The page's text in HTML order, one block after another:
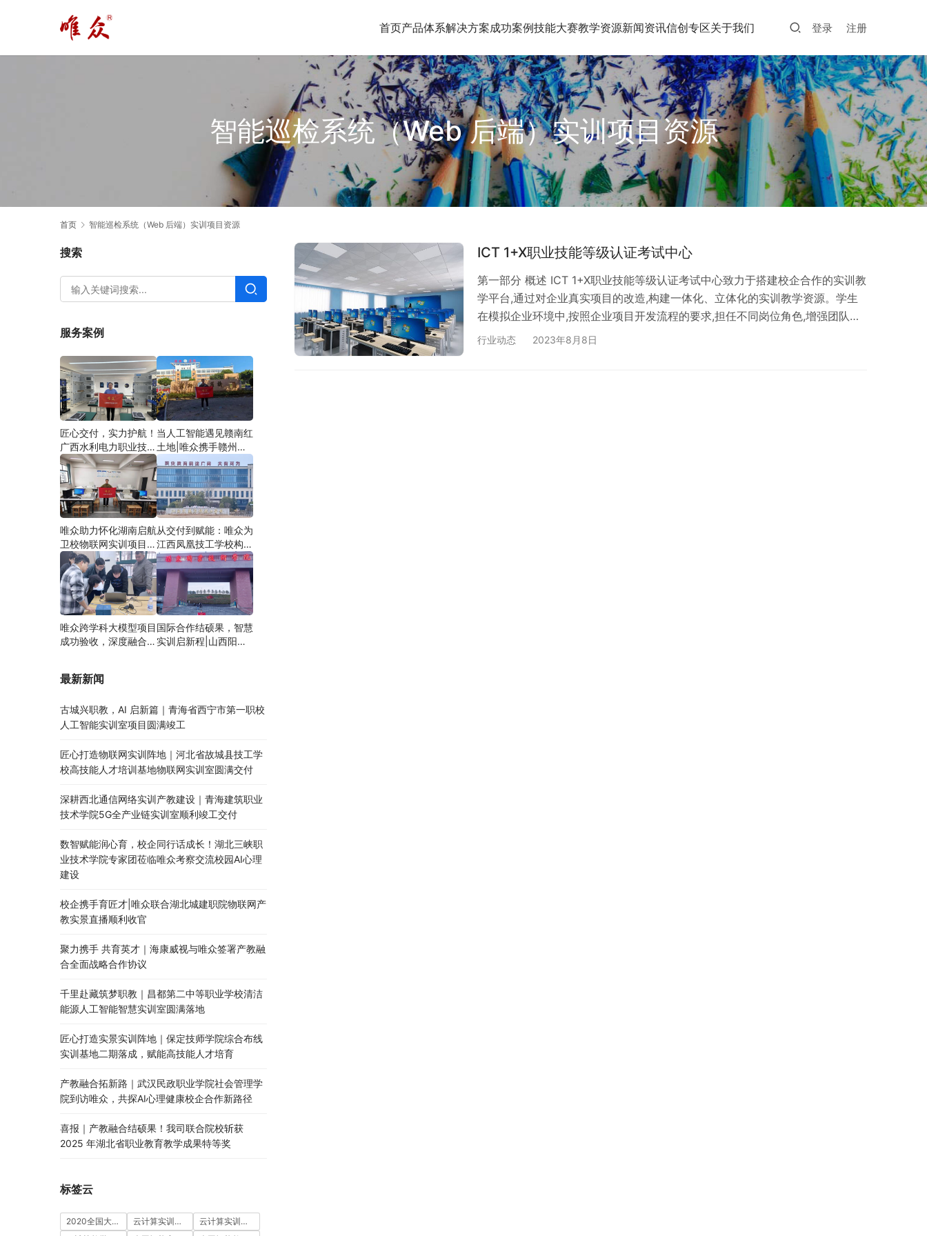
首页产品体系解决方案成功案例技能大赛教学资源新闻资讯信创专区关于我们 登录 注册
智能巡检系统（Web 后端）实训项目资源
首页 智能巡检系统（Web 后端）实训项目资源
ICT 1+X职业技能等级认证考试中心
第一部分 概述 ICT 1+X职业技能等级认证考试中心致力于搭建校企合作的实训教
学平台,通过对企业真实项目的改造,构建一体化、立体化的实训教学资源。学生
在模拟企业环境中,按照企业项目开发流程的要求,担任不同岗位角色,增强团队协
作和沟通能力。 中心建立信息化的实训管理平台,实现项目进度监控、代码评
行业动态 2023年8月8日
搜索
服务案例
匠心交付，实力护航！
广西水利电力职业技术
学院智慧建筑综合布线
实训项目圆满落地
当人工智能遇见赣南红
土地|唯众携手赣州农
校，开辟涉农职教
“AI+农业”新路径
唯众助力怀化湖南启航
卫校物联网实训项目圆
满交付，共筑医工融合
人才培养新生态
从交付到赋能：唯众为
江西凤凰技工学校构建
“教、学、做”一体化网
络实训环境
唯众跨学科大模型项目
成功验收，深度融合边
级
国际合作结硕果，智慧
实训启新程|山西阳泉
最新新闻
古城兴职教，AI 启新篇｜青海省西宁市第一职校
人工智能实训室项目圆满竣工
匠心打造物联网实训阵地｜河北省故城县技工学
校高技能人才培训基地物联网实训室圆满交付
深耕西北通信网络实训产教建设｜青海建筑职业
技术学院5G全产业链实训室顺利竣工交付
数智赋能润心育，校企同行话成长！湖北三峡职
业技术学院专家团莅临唯众考察交流校园AI心理
建设
校企携手育匠才|唯众联合湖北城建职院物联网产
教实景直播顺利收官
聚力携手 共育英才｜海康威视与唯众签署产教融
合全面战略合作协议
千里赴藏筑梦职教｜昌都第二中等职业学校清洁
能源人工智能智慧实训室圆满落地
匠心打造实景实训阵地｜保定技师学院综合布线
实训基地二期落成，赋能高技能人才培育
产教融合拓新路｜武汉民政职业学院社会管理学
院到访唯众，共探AI心理健康校企合作新路径
喜报｜产教融合结硕果！我司联合院校斩获
2025 年湖北省职业教育教学成果特等奖
标签云
2020全国大学生5G技术及应用大赛 云计算实训室建设方案
云计算实训平台